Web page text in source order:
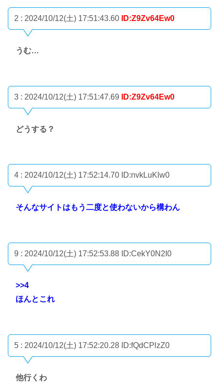
2 : 2024/10/12(土) 17:51:43.60 ID:Z9Zv64Ew0
うむ…
3 : 2024/10/12(土) 17:51:47.69 ID:Z9Zv64Ew0
どうする？
4 : 2024/10/12(土) 17:52:14.70 ID:nvkLuKlw0
そんなサイトはもう二度と使わないから構わん
9 : 2024/10/12(土) 17:52:53.88 ID:CekY0N2I0
>>4
ほんとこれ
5 : 2024/10/12(土) 17:52:20.28 ID:fQdCPlzZ0
他行くわ